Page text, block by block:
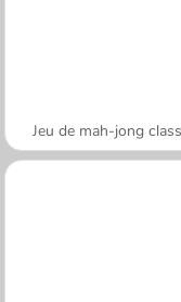
Jeu de mah-jong